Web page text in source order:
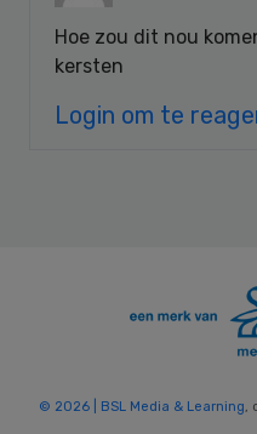
Hoe zou dit nou
kersten
Login om te
© 2026 | BSL Media & Learning,